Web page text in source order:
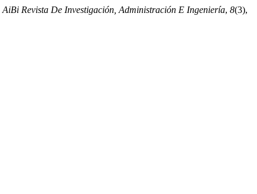
AiBi Revista De Investigación, Administración E Ingeniería, 8(3),